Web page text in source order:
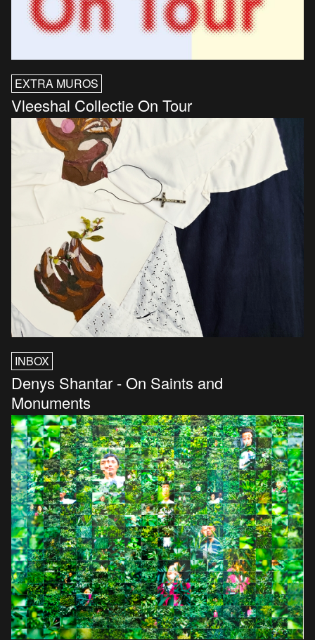
EXTRA MUROS
Vleeshal Collectie On Tour
INBOX
Denys Shantar - On Saints and
Monuments